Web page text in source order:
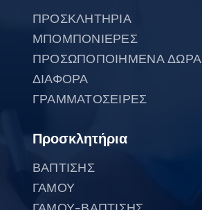
ΠΡΟΣΚΛΗΤΗΡΙΑ
ΜΠΟΜΠΟΝΙΕΡΕΣ
ΠΡΟΣΩΠΟΠΟΙΗΜΕΝΑ ΔΩΡΑ
ΔΙΑΦΟΡΑ
ΓΡΑΜΜΑΤΟΣΕΙΡΕΣ
Προσκλητήρια
ΒΑΠΤΙΣΗΣ
ΓΑΜΟΥ